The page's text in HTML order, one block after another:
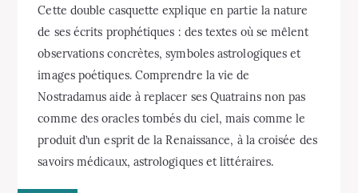
Cette double casquette explique en partie la nature
de ses écrits prophétiques : des textes où se mêlent
observations concrètes, symboles astrologiques et
images poétiques. Comprendre la vie de
Nostradamus aide à replacer ses Quatrains non pas
comme des oracles tombés du ciel, mais comme le
produit d’un esprit de la Renaissance, à la croisée des
savoirs médicaux, astrologiques et littéraires.